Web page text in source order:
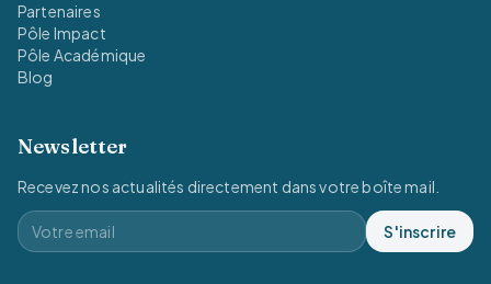
Partenaires
Pôle Impact
Pôle Académique
Blog
Newsletter
Recevez nos actualités directement dans votre boîte mail.
S'inscrire